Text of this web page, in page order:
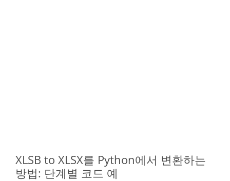
XLSB to XLSX를 Python에서 변환하는
방법: 단계별 코드 예